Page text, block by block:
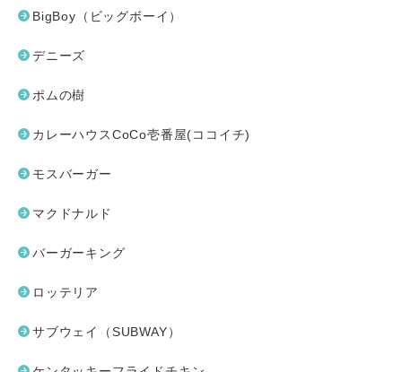
BigBoy（ビッグボーイ）
デニーズ
ポムの樹
カレーハウスCoCo壱番屋(ココイチ)
モスバーガー
マクドナルド
バーガーキング
ロッテリア
サブウェイ（SUBWAY）